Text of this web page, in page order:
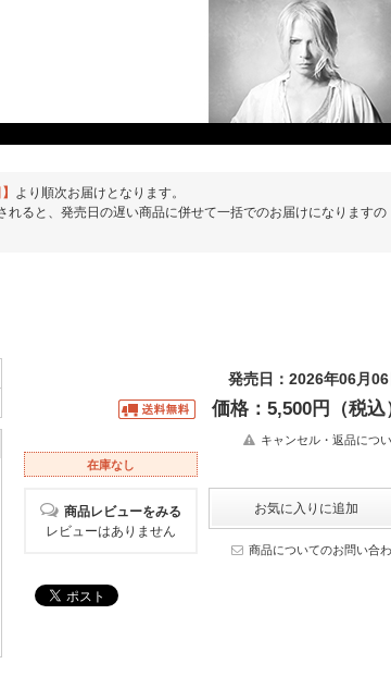
より順次お届けとなります。
ると、発売日の遅い商品に併せて一括でのお届けになりますの
発売日：2026年06月06
価格：5,500円（税込
在庫なし
キャンセル・返品につ
商品レビューをみる
レビューはありません
商品についてのお問い合